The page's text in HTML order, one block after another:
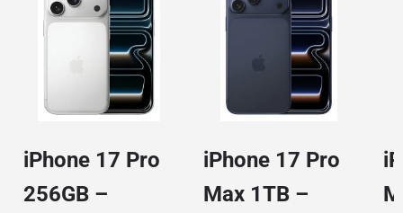
iPhone 17 Pro
256GB –
iPhone 17 Pro
Max 1TB –